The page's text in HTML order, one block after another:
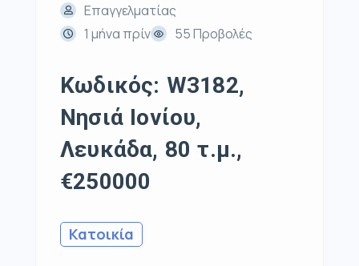
Επαγγελματίας
1 μήνα πρίν
55 Προβολές
Κωδικός: W3182,
Νησιά Ιονίου,
Λευκάδα, 80 τ.μ.,
€250000
Κατοικία